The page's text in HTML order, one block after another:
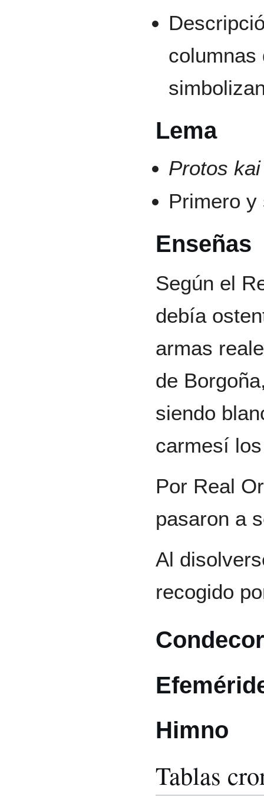
columnas
Lema
Protos
Primero y
Enseñas
Según el
debía
armas
de
siendo
carmesí
Por Real
pasaron a
Al
recogido
Himno
Tablas